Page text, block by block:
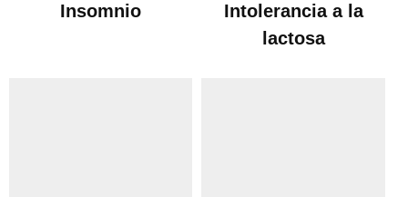
Insomnio
Intolerancia a la
lactosa